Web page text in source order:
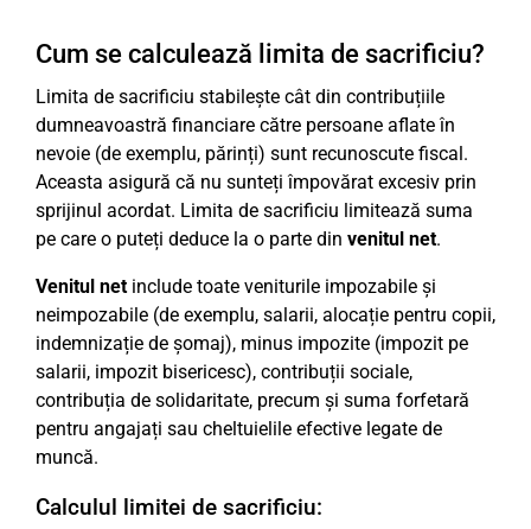
Cum se calculează limita de sacrificiu?
Limita de sacrificiu stabilește cât din contribuțiile
dumneavoastră financiare către persoane aflate în
nevoie (de exemplu, părinți) sunt recunoscute fiscal.
Aceasta asigură că nu sunteți împovărat excesiv prin
sprijinul acordat. Limita de sacrificiu limitează suma
pe care o puteți deduce la o parte din venitul net.
Venitul netinclude toate veniturile impozabile și
neimpozabile (de exemplu, salarii, alocație pentru copii,
indemnizație de șomaj), minus impozite (impozit pe
salarii, impozit bisericesc), contribuții sociale,
contribuția de solidaritate, precum și suma forfetară
pentru angajați sau cheltuielile efective legate de
muncă.
Calculul limitei de sacrificiu: